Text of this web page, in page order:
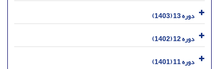
دوره 13 (1403)
دوره 12 (1402)
دوره 11 (1401)